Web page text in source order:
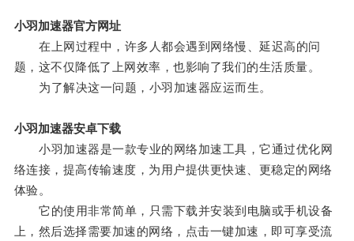
小羽加速器官方网址
在上网过程中，许多人都会遇到网络慢、延迟高的问
题，这不仅降低了上网效率，也影响了我们的生活质量。
为了解决这一问题，小羽加速器应运而生。
小羽加速器安卓下载
小羽加速器是一款专业的网络加速工具，它通过优化网
络连接，提高传输速度，为用户提供更快速、更稳定的网络
体验。
它的使用非常简单，只需下载并安装到电脑或手机设备
上，然后选择需要加速的网络，点击一键加速，即可享受流